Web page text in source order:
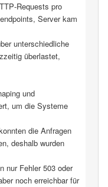
pro
Server kam
unterschiedliche
überlastet,
und
um die Systeme
die Anfragen
deshalb wurden
nur Fehler 503 oder
noch erreichbar für